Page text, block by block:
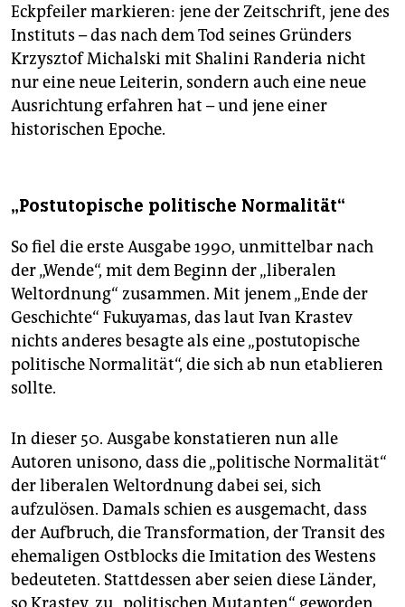
Eckpfeiler markieren: jene der Zeitschrift, jene des
Instituts – das nach dem Tod seines Gründers
Krzysztof Michalski mit Shalini Randeria nicht
nur eine neue Leiterin, sondern auch eine neue
Ausrichtung erfahren hat – und jene einer
historischen Epoche.
„Postutopische politische Nor­malität“
So fiel die erste Ausgabe 1990, unmittelbar nach
der „Wende“, mit dem Beginn der „liberalen
Weltordnung“ zusammen. Mit jenem „Ende der
Geschichte“ Fukuyamas, das laut Ivan Krastev
nichts anderes besagte als eine „postutopische
politische Nor­malität“, die sich ab nun etablieren
sollte.
In dieser 50. Ausgabe konstatieren nun alle
Autoren unisono, dass die „politische Normalität“
der liberalen Weltordnung dabei sei, sich
aufzulösen. Damals schien es ausgemacht, dass
der Aufbruch, die Transformation, der Transit des
ehemaligen Ostblocks die Imitation des Westens
bedeuteten. Stattdessen aber seien diese Länder,